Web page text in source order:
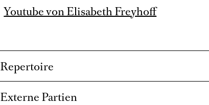
Youtube von Elisabeth Freyhoff
Repertoire
Externe Partien